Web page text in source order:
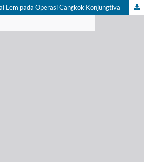
Lem pada Operasi Cangkok Konjungtiva